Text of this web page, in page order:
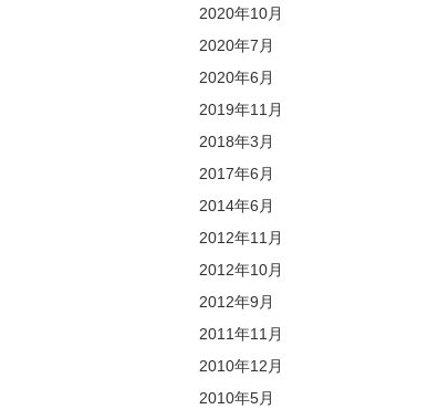
2020年10月
2020年7月
2020年6月
2019年11月
2018年3月
2017年6月
2014年6月
2012年11月
2012年10月
2012年9月
2011年11月
2010年12月
2010年5月